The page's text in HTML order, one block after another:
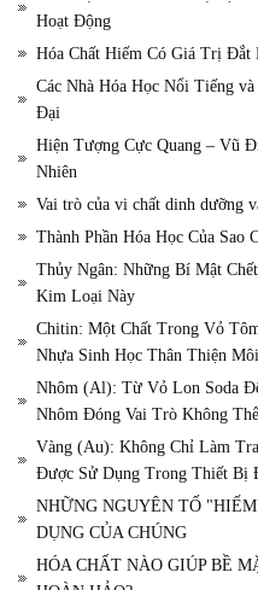
Hoạt Động
Hóa Chất Hiếm Có Giá Trị Đắt
Các Nhà Hóa Học Nổi Tiếng
Đại
Hiện Tượng Cực Quang – Vũ
Nhiên
Vai trò của vi chất dinh dưỡng
Thành Phần Hóa Học Của Sao
Thủy Ngân: Những Bí Mật
Kim Loại Này
Chitin: Một Chất Trong Vỏ
Nhựa Sinh Học Thân Thiện
Nhôm (Al): Từ Vỏ Lon Soda
Nhôm Đóng Vai Trò Không
Vàng (Au): Không Chỉ Làm
Được Sử Dụng Trong Thiết Bị
NHỮNG NGUYÊN TỐ
DỤNG CỦA CHÚNG
HÓA CHẤT NÀO GIÚP BỀ